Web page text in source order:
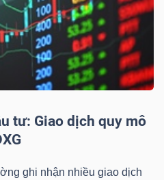
tư: Giao dịch quy mô
ghi nhận nhiều giao dịch